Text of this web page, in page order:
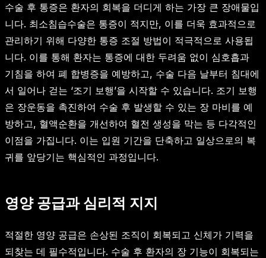
수술 후 통증은 환자의 회복을 더디게 하는 가장 큰 장애물입
니다. 최소침습수술은 통증이 적지만, 이를 더욱 효과적으로
관리하기 위해 다양한 통증 조절 방법이 적극적으로 사용됩
니다. 이를 통해 환자는 통증에 대한 두려움 없이 심호흡과
기침을 하여 폐 합병증을 예방하고, 수술 다음 날부터 침대에
서 일어나 걷는 ‘조기 보행’을 시작할 수 있습니다. 조기 보행
은 장운동을 촉진하여 수술 후 발생할 수 있는 장 마비를 예
방하고, 혈액순환을 개선하여 혈전 생성을 막는 등 다각적인
이점을 가집니다. 이는 입원 기간을 단축하고 일상으로의 복
귀를 앞당기는 핵심적인 과정입니다.
영양 공급과 심리적 지지
적절한 영양 공급은 손상된 조직이 회복되고 신체가 기력을
되찾는 데 필수적입니다. 수술 후 환자의 장 기능이 회복되는